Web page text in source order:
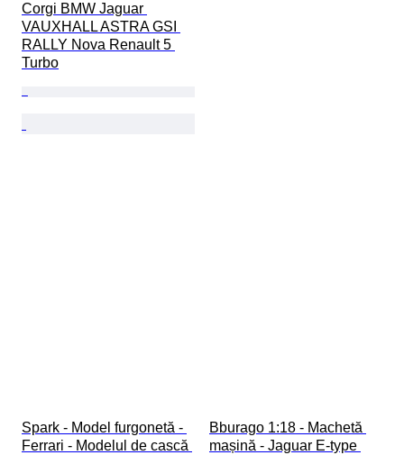
Corgi BMW Jaguar
VAUXHALL ASTRA GSI
RALLY Nova Renault 5
Turbo
Spark - Model furgonetă -
Ferrari - Modelul de cască
Bburago 1:18 - Machetă
mașină - Jaguar E-type